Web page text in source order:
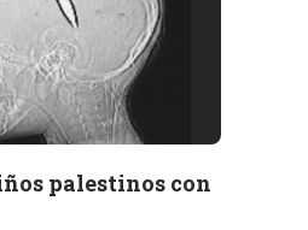
palestinos con